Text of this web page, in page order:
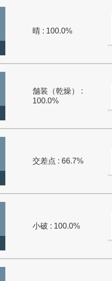
晴 : 100.0%
舗装（乾燥） :
100.0%
交差点 : 66.7%
小破 : 100.0%